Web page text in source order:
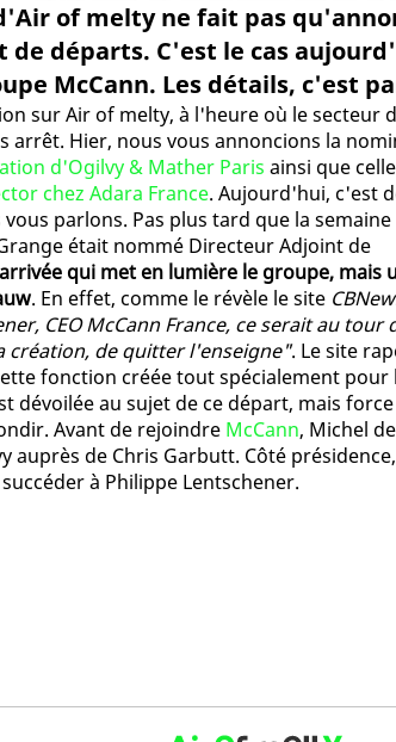
of melty ne fait pas
départs. C'est le cas
McCann. Les détails, c'est
sur Air of melty, à l'heure où le secteur
arrêt. Hier, nous vous annoncions la
d'Ogilvy & Mather Paris ainsi que
chez Adara France. Aujourd'hui, c'est
parlons. Pas plus tard que la semaine
était nommé Directeur Adjoint de
qui met en lumière le groupe, mais
. En effet, comme le révèle le site
CEO McCann France, ce serait au tour
création, de quitter l'enseigne". Le site
fonction créée tout spécialement pour
au sujet de ce départ, mais
Avant de rejoindre McCann, Michel
auprès de Chris Garbutt. Côté
à Philippe Lentschener.